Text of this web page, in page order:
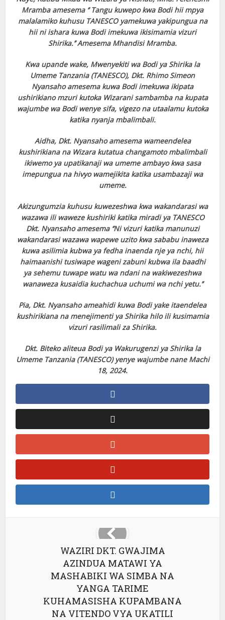
Mramba amesema ‘’ Tangu kuwepo kwa Bodi hii mpya
malalamiko kuhusu TANESCO yamekuwa yakipungua na
hii ni ishara kuwa Bodi imekuwa ikisimamia vizuri
Shirika.’’ Amesema Mhandisi Mramba.
Kwa upande wake, Mwenyekiti wa Bodi ya Shirika la
Umeme Tanzania (TANESCO), Dkt. Rhimo Simeon
Nyansaho amesema kuwa Bodi imekuwa ikipata
ushirikiano mzuri kutoka Wizarani sambamba na kupata
wajumbe wa Bodi wenye sifa, vigezo na utaalamu kutoka
katika nyanja mbalimbali.
Aidha, Dkt. Nyansaho amesema wameendelea
kushirikiana na Wizara kutatua changamoto mbalimbali
ikiwemo ya upatikanaji wa umeme ambayo kwa sasa
imepungua na hivyo wamejikita katika usambazaji wa
umeme.
Akizungumzia kuhusu kuwezeshwa kwa wakandarasi wa
wazawa ili waweze kushiriki katika miradi ya TANESCO
Dkt. Nyansaho amesema ‘’Ni vizuri katika manunuzi
wakandarasi wazawa wapewe uzito kwa sababu inaweza
kuwa asilimia kubwa ya fedha inaenda nje ya nchi, hii
haimaanishi tusiwape wageni zabuni kubwa ila baadhi
ya sehemu tuwape watu wa ndani na wakiwezeshwa
wanaweza kusaidia kuchachua uchumi wa nchi yetu.’’
Pia, Dkt. Nyansaho ameahidi kuwa Bodi yake itaendelea
kushirikiana na menejimenti ya Shirika hilo ili kusimamia
vizuri rasilimali za Shirika.
Dkt. Biteko aliteua Bodi ya Wakurugenzi ya Shirika la
Umeme Tanzania (TANESCO) yenye wajumbe nane Machi
18, 2024.
WAZIRI DKT. GWAJIMA
AZINDUA MATAWI YA
MASHABIKI WA SIMBA NA
YANGA TARIME
KUHAMASISHA KUPAMBANA
NA VITENDO VYA UKATILI